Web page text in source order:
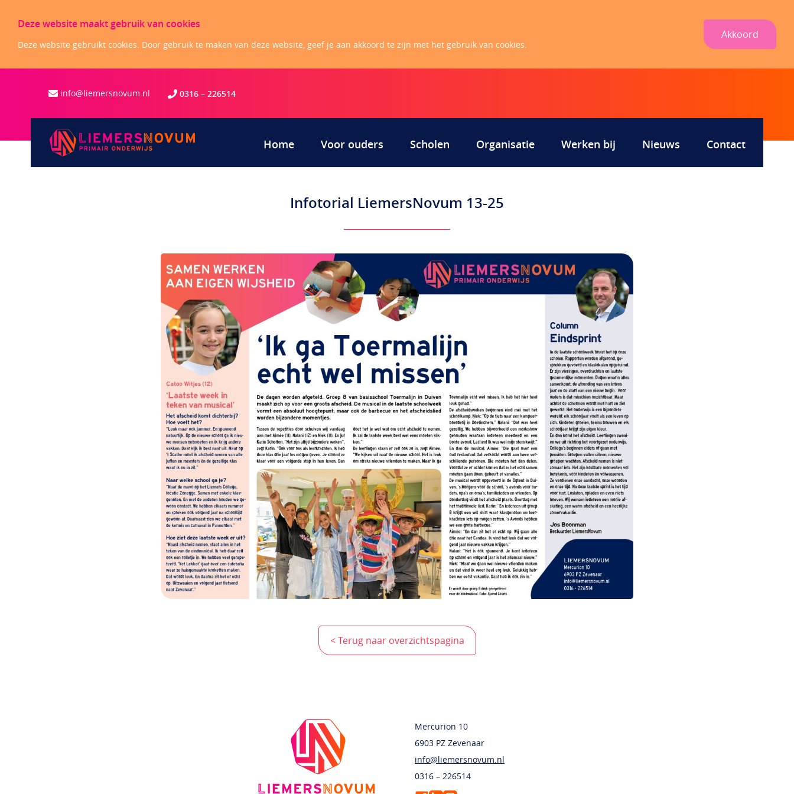
Deze website maakt gebruik van cookies
Deze website gebruikt cookies. Door gebruik te maken van deze website, geef je aan akkoord te zijn met het gebruik van cookies.
Akkoord
info@liemersnovum.nl 0316 – 226514
Home Voor ouders Scholen Organisatie Werken bij Nieuws Contact
Infotorial LiemersNovum 13-25
< Terug naar overzichtspagina
Mercurion 10
6903 PZ Zevenaar
info@liemersnovum.nl
0316 – 226514